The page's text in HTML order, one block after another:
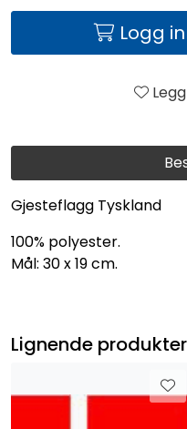
Gjesteflagg Tyskland
100% polyester.
Mål: 30 x 19 cm.
Logg
Lignende produkter
Nyheter